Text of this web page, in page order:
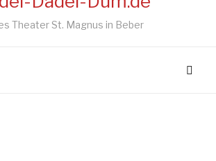
Theater St. Magnus in Beber